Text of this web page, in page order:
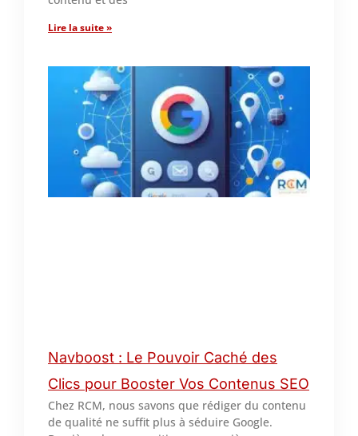
Lire la suite »
Navboost : Le Pouvoir Caché des
Clics pour Booster Vos Contenus SEO
Chez RCM, nous savons que rédiger du contenu
de qualité ne suffit plus à séduire Google.